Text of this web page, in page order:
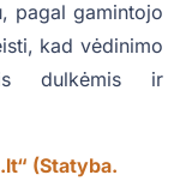
pagal gamintojo
kad vėdinimo
dulkėmis ir
(Statyba.